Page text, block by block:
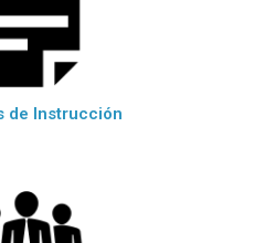
de Instrucción